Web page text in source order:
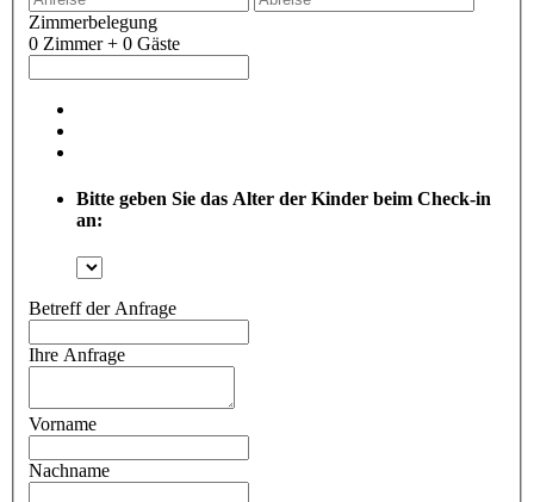
Zimmerbelegung
0 Zimmer + 0 Gäste
Bitte geben Sie das Alter der Kinder beim Check-in
an:
Betreff der Anfrage
Ihre Anfrage
Vorname
Nachname